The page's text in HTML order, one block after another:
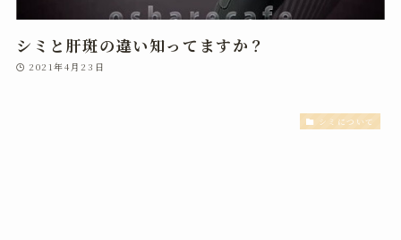
シミと肝斑の違い知ってますか？
2021年4月23日
シミについて